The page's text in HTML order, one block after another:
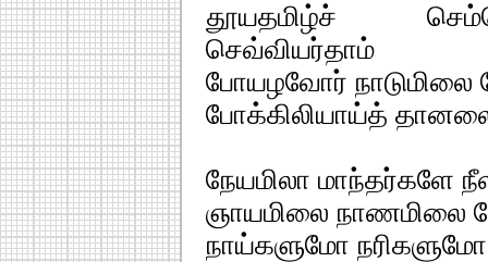
தூயதமிழ்ச்
செவ்வியர்தாம்
போயழவோர்
போக்கிலியாய்த்
நேயமிலா மாந்தர்களே
ஞாயமிலை நாணமிலை
நாய்களுமோ